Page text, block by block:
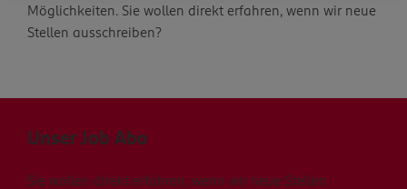
Möglichkeiten. Sie wollen direkt erfahren, wenn wir neue
Stellen ausschreiben?
Unser Job Abo
Sie wollen direkt erfahren, wenn wir neue Stellen